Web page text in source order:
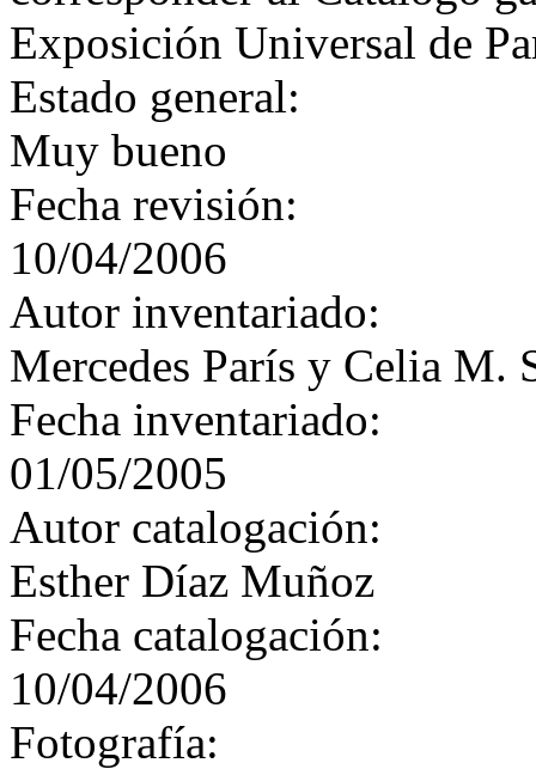
Exposición Universal de
Estado general:
Muy bueno
Fecha revisión:
10/04/2006
Autor inventariado:
Mercedes París y Celia M.
Fecha inventariado:
01/05/2005
Autor catalogación:
Esther Díaz Muñoz
Fecha catalogación:
10/04/2006
Fotografía: